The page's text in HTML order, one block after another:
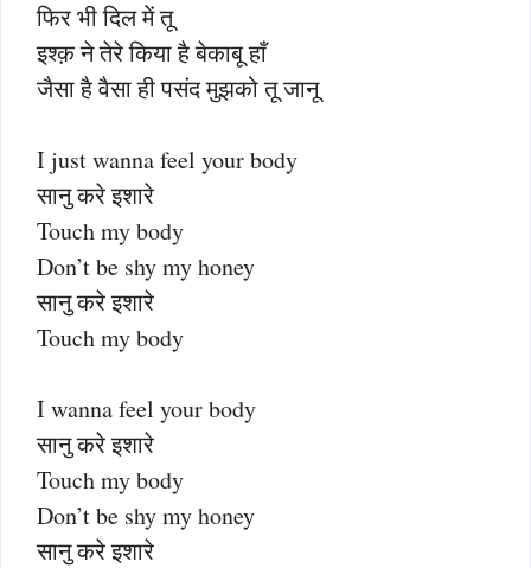
फिर भी दिल में तू
इश्क़ ने तेरे किया है बेकाबू हाँ
जैसा है वैसा ही पसंद मुझको तू जानू
I just wanna feel your body
सानु करे इशारे
Touch my body
Don’t be shy my honey
सानु करे इशारे
Touch my body
I wanna feel your body
सानु करे इशारे
Touch my body
Don’t be shy my honey
सानु करे इशारे